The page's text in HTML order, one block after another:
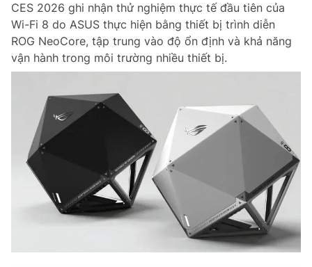
Theo dõi báo trên
Hotline
0906 645 777
Liên hệ quảng cáo
0908 780 404
Đặt báo Quảng cáo RSS Tòa soạn Chính sách bảo
CES 2026 ghi nhận thử nghiệm thực tế đầu tiên của
Wi-Fi 8 do ASUS thực hiện bằng thiết bị trình diễn
ROG NeoCore, tập trung vào độ ổn định và khả năng
vận hành trong môi trường nhiều thiết bị.